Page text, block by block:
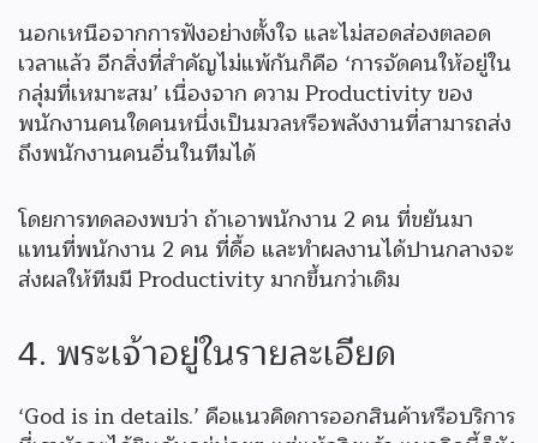
นอกเหนือจากการฟังอย่างตั้งใจ และไม่สอดส่องตลอด
เวลาแล้ว อีกสิ่งที่สำคัญไม่แพ้กันก็คือ ‘การจัดคนให้อยู่ใน
กลุ่มที่เหมาะสม’ เนื่องจาก ความ Productivity ของ
พนักงานคนใดคนหนึ่งเป็นมวลหรือพลังงานที่สามารถส่ง
ถึงพนักงานคนอื่นในทีมได้
โดยการทดลองพบว่า ถ้าเอาพนักงาน 2 คน ที่ขยันมา
แทนที่พนักงาน 2 คน ที่ดื้อ และทำผลงานได้ปานกลางจะ
ส่งผลให้ทีมมี Productivity มากขึ้นกว่าเดิม
4. พระเจ้าอยู่ในรายละเอียด
‘God is in details.’ คือแนวคิดการออกสินค้าหรือบริการ